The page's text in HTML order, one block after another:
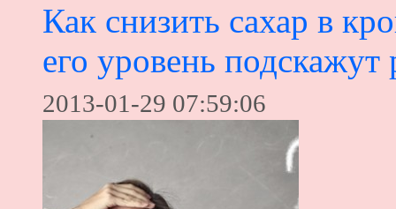
Как снизить сахар в
его уровень
2013-01-29 07:59:06